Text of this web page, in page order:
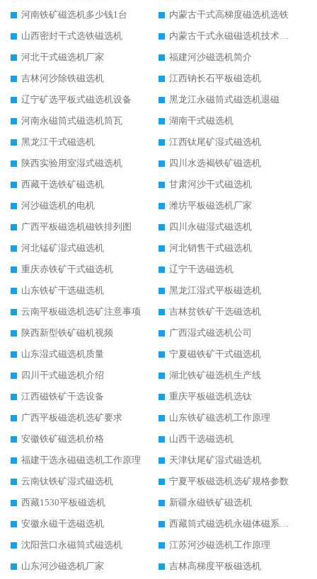
河南铁矿磁选机多少钱1台
内蒙古干式高梯度磁选机选铁
山西密封干式选铁磁选机
内蒙古干式永磁磁选机技术要求
河北干式磁选机厂家
福建河沙磁选机简介
吉林河沙除铁磁选机
江西钠长石平板磁选机
辽宁矿选平板式磁选机设备
黑龙江永磁筒式磁选机退磁
河南永磁筒式磁选机筒瓦
湖南干式磁选机
黑龙江干式磁选机
江西钛尾矿湿式磁选机
陕西实验用室湿式磁选机
四川水选褐铁矿磁选机
西藏干选铁矿磁选机
甘肃河沙干式磁选机
河沙磁选机的电机
潍坊平板磁选机厂家
广西平板磁选机磁铁排列图
四川永磁湿式磁选机
河北锰矿湿式磁选机
河北销售干式磁选机
重庆赤铁矿干式磁选机
辽宁干选磁选机
山东铁矿干选磁选机
黑龙江湿式平板磁选机
云南平板磁选机选矿注意事项
吉林贫铁矿干选磁选机
陕西新型铁矿磁机视频
广西湿式磁选机公司
山东湿式磁选机质量
宁夏磁铁矿干式磁选机
四川干式磁选机介绍
湖北铁矿磁选机生产线
江西磁铁矿干选设备
重庆平板磁选机选钛
广西平板磁选机选矿要求
山东铁矿磁选机工作原理
安徽铁矿磁选机价格
山西干选磁选机
福建干选永磁磁选机工作原理
天津钛尾矿湿式磁选机
云南钛铁矿湿式磁选机
宁夏平板磁选机选矿规格参数
西藏1530平板磁选机
新疆永磁铁矿磁选机
安徽永磁干选磁选机
西藏筒式磁选机永磁体磁系设计
沈阳营口永磁筒式磁选机
江苏河沙磁选机工作原理
山东河沙磁选机厂家
吉林高梯度平板磁选机